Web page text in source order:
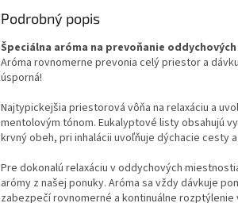
Podrobný popis
Špeciálna aróma na prevoňanie
Aróma rovnomerne prevonia celý priestor a
úsporná!
Najtypickejšia priestorová vôňa na relaxáciu a
mentolovým tónom. Eukalyptové listy obsahujú
krvný obeh, pri inhalácii uvoľňuje dýchacie cesty
Pre dokonalú relaxáciu v oddychových
arómy z našej ponuky. Aróma sa vždy dávkuje
zabezpečí rovnomerné a kontinuálne